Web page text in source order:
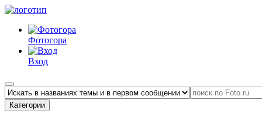
Фотогора
Вход
Категории